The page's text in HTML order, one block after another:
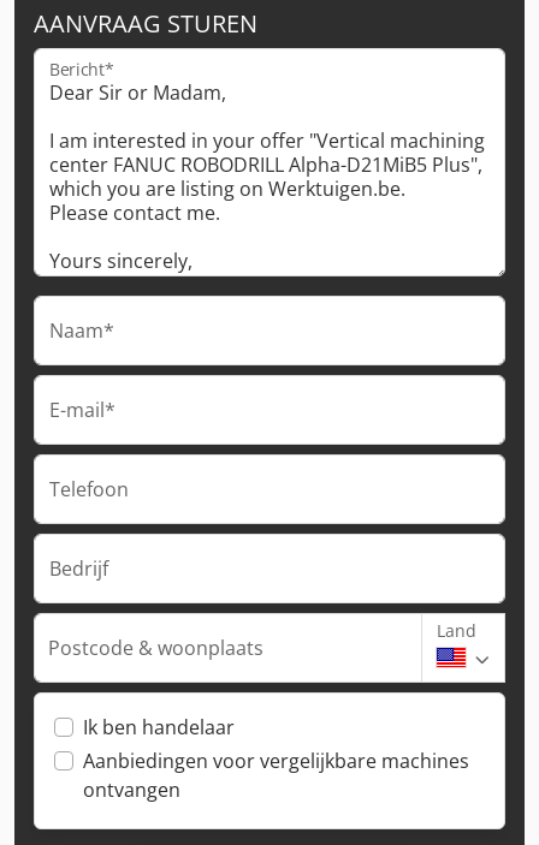
AANVRAAG STUREN
Bericht*
Naam*
E-mail*
Telefoon
Bedrijf
Postcode & woonplaats
Land
Ik ben handelaar
Aanbiedingen voor vergelijkbare machines
ontvangen